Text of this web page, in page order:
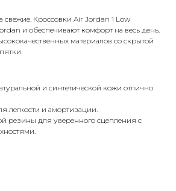
свежие. Кроссовки Air Jordan 1 Low
и обеспечивают комфорт на весь день.
материалов со скрытой
и синтетической кожи отлично
легкости и амортизации.
резины для уверенного сцепления с